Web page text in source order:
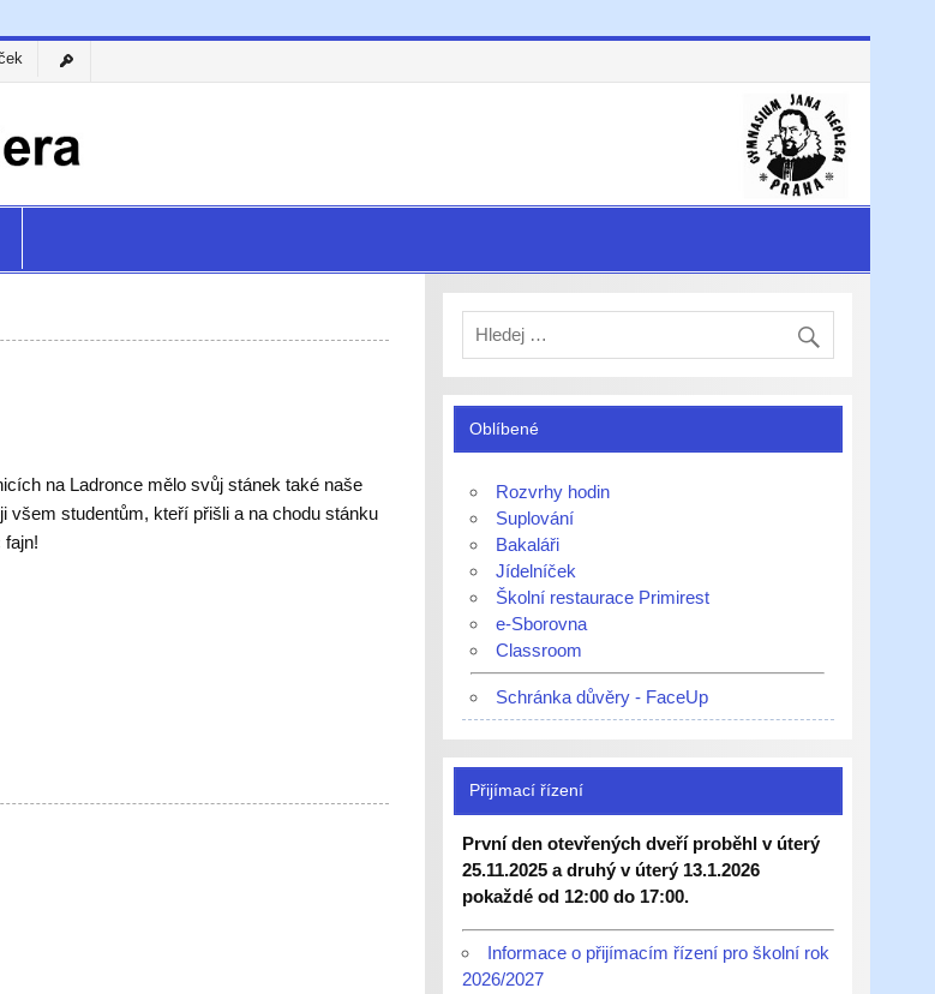
na Ladronce mělo svůj stánek také naše
všem studentům, kteří přišli a na chodu stánku
fajn!
Oblíbené
Rozvrhy hodin
Suplování
Bakaláři
Jídelníček
Školní restaurace Primirest
e-Sborovna
Classroom
Schránka důvěry - FaceUp
Přijímací řízení
První den otevřených dveří proběhl v úterý
25.11.2025 a druhý v úterý 13.1.2026
pokaždé od 12:00 do 17:00.
Informace o přijímacím řízení pro školní rok
2026/2027